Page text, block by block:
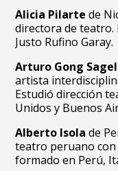
Alicia Pilarte de
directora de
Justo Rufino Garay.
Arturo Gong Sagel
artista
Estudió dirección
Unidos y Buenos
Alberto Isola de
teatro peruano con
formado en Perú,